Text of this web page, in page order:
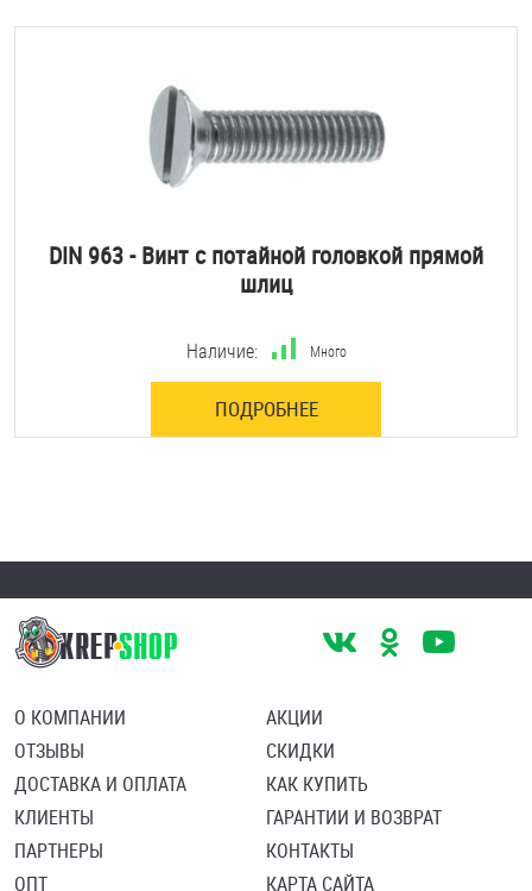
DIN 963 - Винт с потайной головкой прямой
шлиц
Наличие: Много
ПОДРОБНЕЕ
О КОМПАНИИ
ОТЗЫВЫ
ДОСТАВКА И ОПЛАТА
КЛИЕНТЫ
ПАРТНЕРЫ
ОПТ
АКЦИИ
СКИДКИ
КАК КУПИТЬ
ГАРАНТИИ И ВОЗВРАТ
КОНТАКТЫ
КАРТА САЙТА